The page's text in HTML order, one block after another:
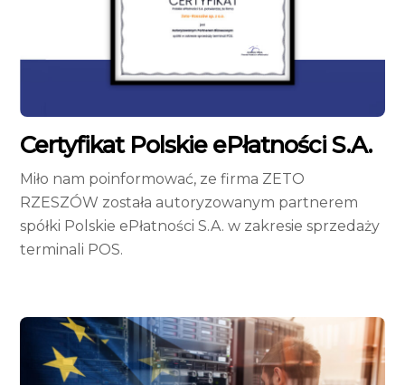
Certyfikat Polskie ePłatności S.A.
Miło nam poinformować, ze firma ZETO
RZESZÓW została autoryzowanym partnerem
spółki Polskie ePłatności S.A. w zakresie sprzedaży
terminali POS.